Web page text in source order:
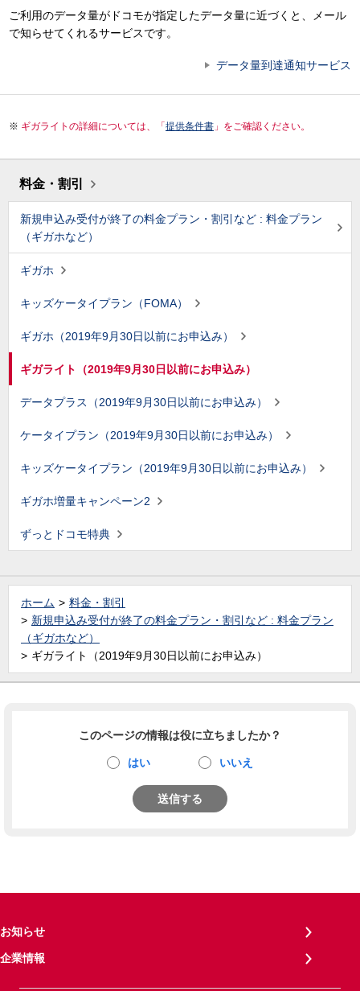
ご利用のデータ量がドコモが指定したデータ量に近づくと、メール
で知らせてくれるサービスです。
データ量到達通知サービス
ギガライトの詳細については、「 提供条件書 」をご確認ください。
料金・割引
新規申込み受付が終了の料金プラン・割引など : 料金プラン
（ギガホなど）
ギガホ
キッズケータイプラン（FOMA）
ギガホ（2019年9月30日以前にお申込み）
ギガライト（2019年9月30日以前にお申込み）
データプラス（2019年9月30日以前にお申込み）
ケータイプラン（2019年9月30日以前にお申込み）
キッズケータイプラン（2019年9月30日以前にお申込み）
ギガホ増量キャンペーン2
ずっとドコモ特典
ホーム
料金・割引
新規申込み受付が終了の料金プラン・割引など : 料金プラン
（ギガホなど）
ギガライト（2019年9月30日以前にお申込み）
このページの情報は役に立ちましたか？
はい いいえ
送信する
お知らせ
企業情報